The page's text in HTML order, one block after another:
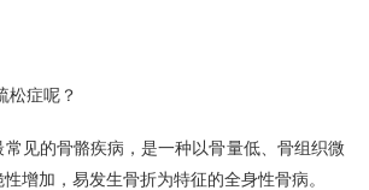
松症呢？
见的骨骼疾病，是一种以骨量低、骨组织微
增加，易发生骨折为特征的全身性骨病。